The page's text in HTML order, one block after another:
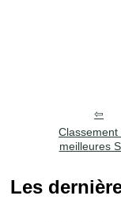
Classement
meilleures
Les